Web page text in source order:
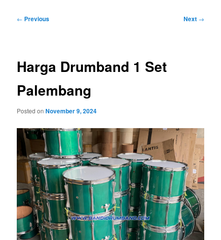
Post
← Previous Next →
Harga Drumband 1 Set
Palembang
Posted onNovember 9, 2024